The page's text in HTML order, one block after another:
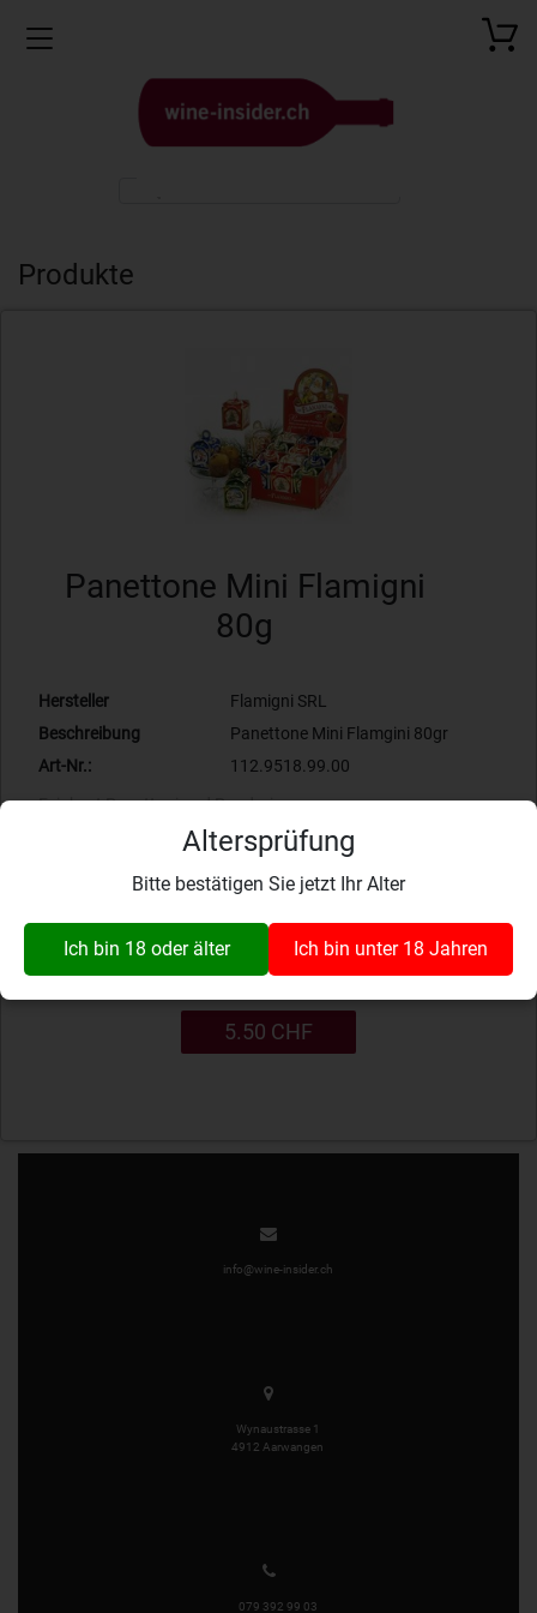
Altersprüfung
Bitte bestätigen Sie jetzt Ihr Alter
Ich bin 18 oder älter Ich bin unter 18 Jahren
Toggle navigation
Produkte
Panettone Mini Flamigni
80g
Hersteller
Flamigni SRL
Beschreibung
Panettone Mini Flamgini 80gr
Art-Nr.:
112.9518.99.00
FeinkostPanettoni und Pandori
Bewertung: 0.00
Zur Wunschliste hinzufügen
Produkt momentan nicht verfügbar
5.50 CHF
info@wine-insider.ch
Wynaustrasse 1
4912 Aarwangen
079 392 99 03